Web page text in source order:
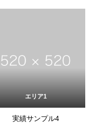
エリア1
実績サンプル4